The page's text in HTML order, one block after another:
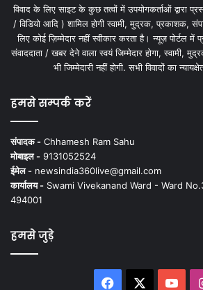
विवाद के लिए साइट के कुछ तत्वों में उपयोगकर्ताओं द्वारा
/ विडियो आदि ) शामिल होगी स्वामी, मुद्रक, प्रकाशक,
लिए कोई ज़िम्मेदार नहीं स्वीकार करता है। न्यूज़ पोर्टल में
संवाददाता / खबर देने वाला स्वयं जिम्मेदार होगा, स्वामी,
भी जिम्मेदारी नहीं होगी. सभी विवादों का
हमसे सम्पर्क करें
संपादक - Chhamesh Ram Sahu
मोबाइल - 9131052524
ईमेल - newsindia360live@gmail.com
कार्यालय - Swami Vivekanand Ward - Ward
494001
हमसे जुड़े
Facebook